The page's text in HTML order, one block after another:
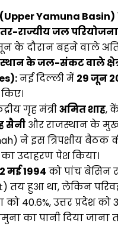
Yamuna Basin)
राज्यीय जल
के दौरान बहने वाले
के जल-संकट वाले
नई दिल्ली में 29 जून
गृह मंत्रीअमित शाह,
सैनी और राजस्थान के
ने इस त्रिपक्षीय
उदाहरण पेश किया।
मई 1994 को पांच बेसिन
तय हुआ था, लेकिन
उत्तर प्रदेश को
का पानी दिया जाना